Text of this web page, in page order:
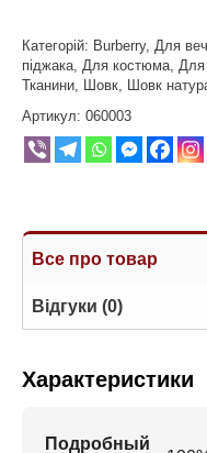
Категорій: Burberry, Для
піджака Для костюма Для
Тканини Шовк Шовк
Артикул: 060003
Все про товар
Відгуки (0)
Характеристики
Подробный